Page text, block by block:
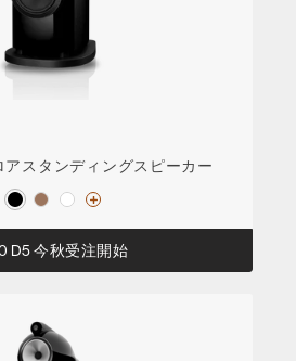
アスタンディングスピーカー
D5 今秋受注開始